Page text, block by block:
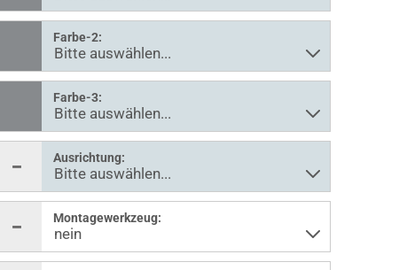
Farbe-2:
Farbe-3:
Ausrichtung:
Montagewerkzeug: